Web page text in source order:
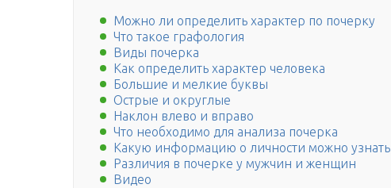
Можно ли определить характер по почерку
Что такое графология
Виды почерка
Как определить характер человека
Большие и мелкие буквы
Острые и округлые
Наклон влево и вправо
Что необходимо для анализа почерка
Какую информацию о личности можно узнать
Различия в почерке у мужчин и женщин
Видео